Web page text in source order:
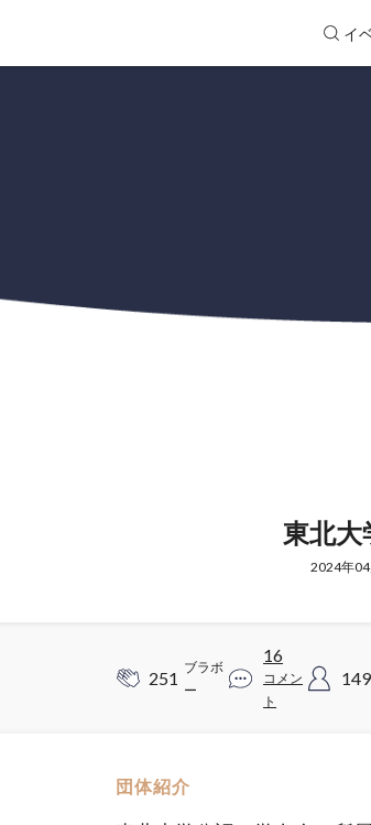
イ
東北大
2024年
251
ブラボ
ー
16
コメン
ト
149
団体紹介